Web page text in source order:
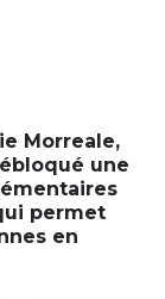
Morreale,
une
permet
en